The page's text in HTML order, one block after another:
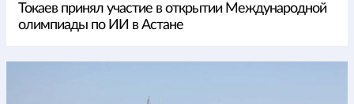
Токаев принял участие в открытии Международной
олимпиады по ИИ в Астане